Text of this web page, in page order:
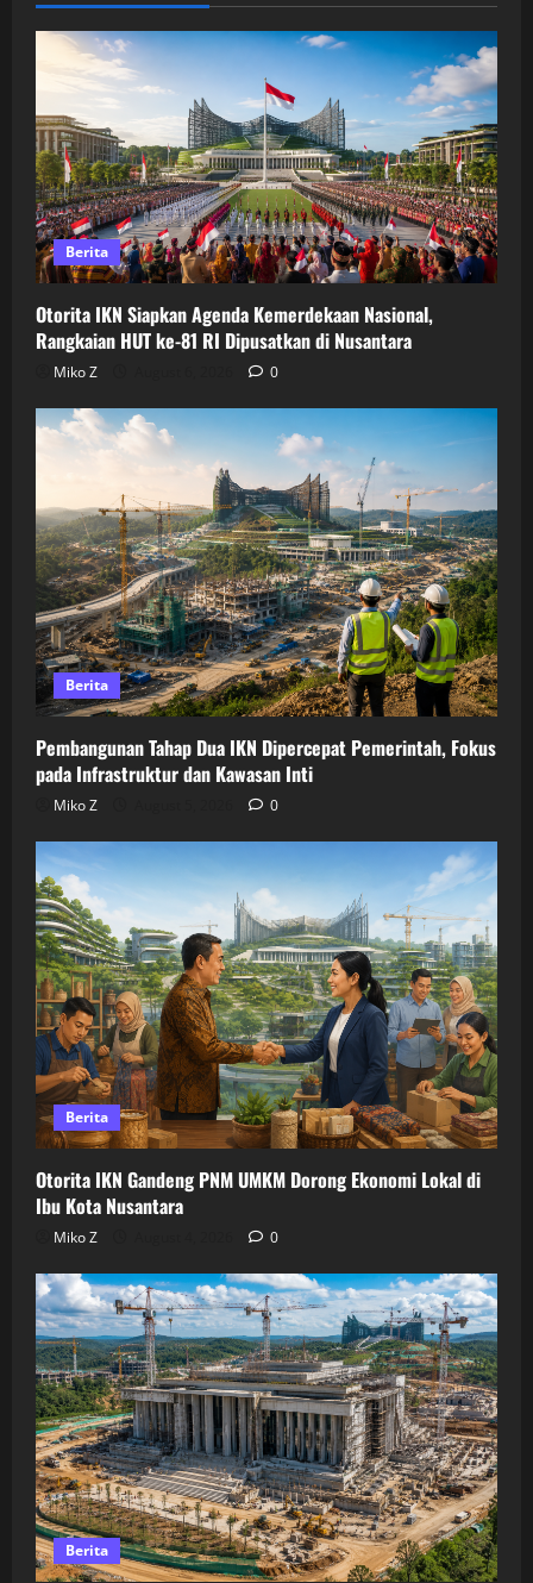
Berita
Otorita IKN Siapkan Agenda Kemerdekaan Nasional,
Rangkaian HUT ke-81 RI Dipusatkan di Nusantara
Miko Z 0
Berita
Pembangunan Tahap Dua IKN Dipercepat Pemerintah, Fokus
pada Infrastruktur dan Kawasan Inti
Miko Z 0
Berita
Otorita IKN Gandeng PNM UMKM Dorong Ekonomi Lokal di
Ibu Kota Nusantara
Miko Z 0
Berita